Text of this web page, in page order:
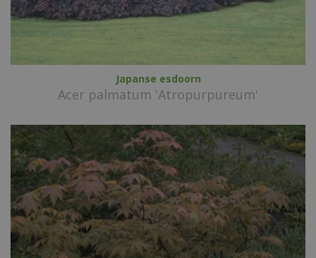
Japanse esdoorn
Acer palmatum 'Atropurpureum'